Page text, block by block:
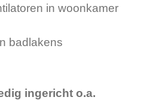
in woonkamer
badlakens
ingericht o.a.